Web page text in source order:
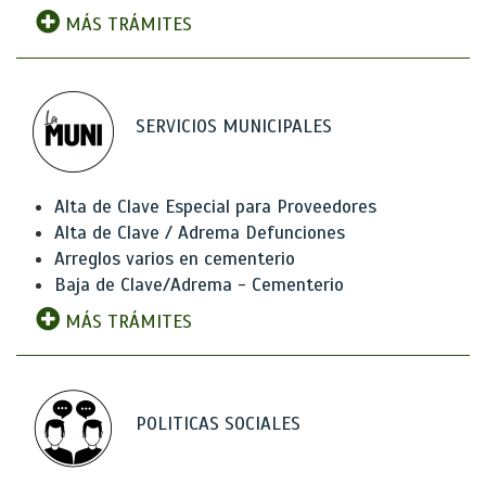
MÁS TRÁMITES
SERVICIOS MUNICIPALES
Alta de Clave Especial para Proveedores
Alta de Clave / Adrema Defunciones
Arreglos varios en cementerio
Baja de Clave/Adrema - Cementerio
MÁS TRÁMITES
POLITICAS SOCIALES